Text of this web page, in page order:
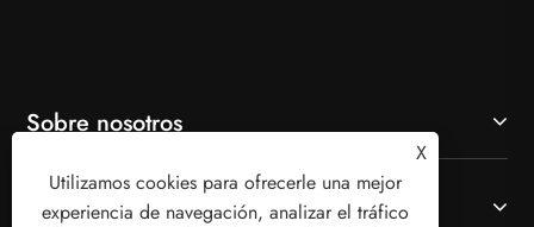
Sobre nosotros
Productos
X
Utilizamos cookies para ofrecerle una mejor
experiencia de navegación, analizar el tráfico